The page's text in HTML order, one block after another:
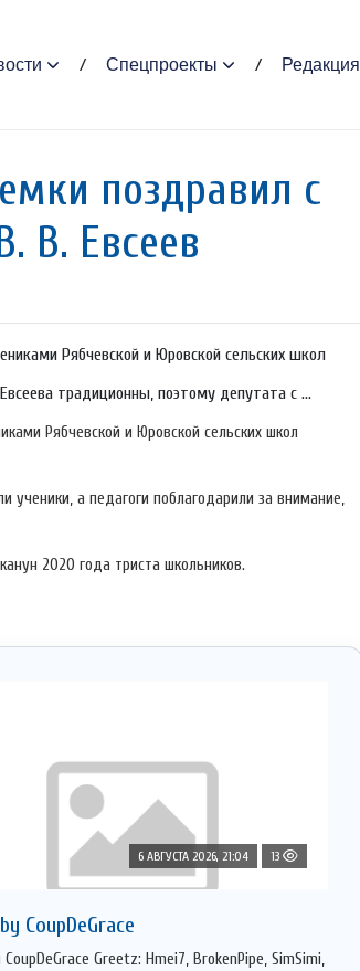
Спецпроекты Редакция
поздравил с
В. Евсеев
Рябчевской и Юровской сельских школ
традиционны, поэтому депутата с ...
Рябчевской и Юровской сельских школ
а педагоги поблагодарили за внимание,
2020 года триста школьников.
6 АВГУСТА 2026, 21:04 13
CoupDeGrace
CoupDeGrace Greetz: Hmei7, BrokenPipe, SimSimi,